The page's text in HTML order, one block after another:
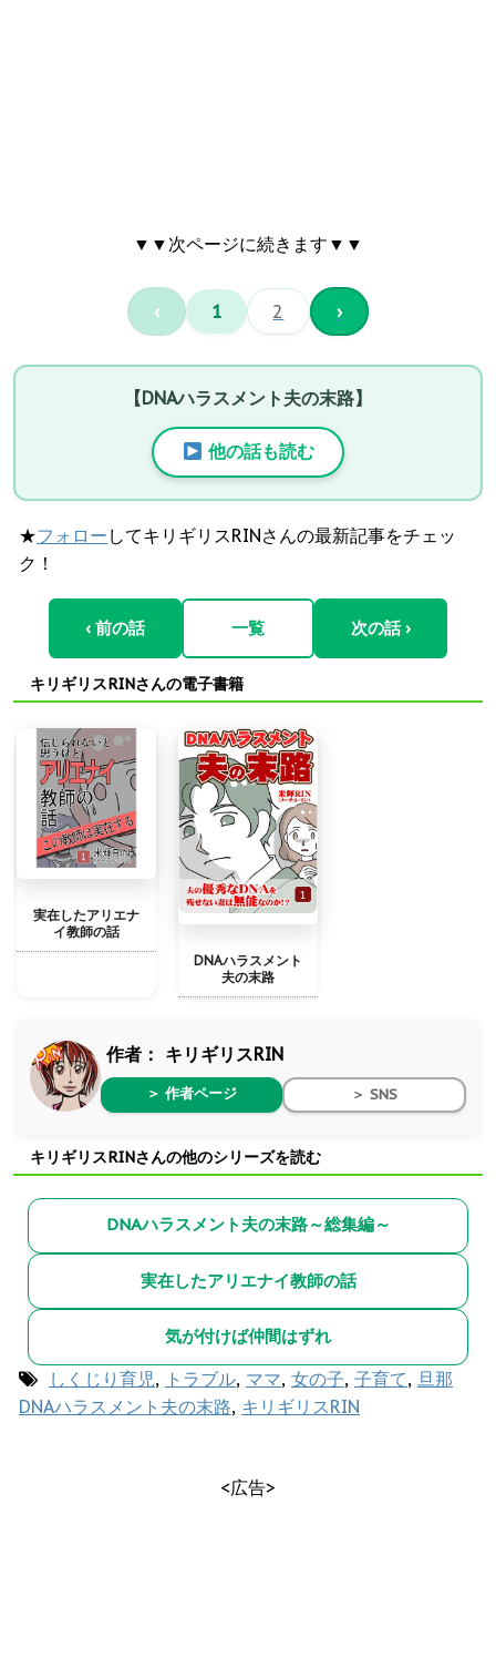
▼▼次ページに続きます▼▼
‹ 1 2 ›
【DNAハラスメント夫の末路】
他の話も読む
★フォロー してキリギリスRINさんの最新記事をチェッ
ク！
‹ 前の話 一覧 次の話 ›
キリギリスRINさんの電子書籍
実在したアリエナ
イ教師の話
DNAハラスメント
夫の末路
作者： キリギリスRIN
＞ 作者ページ ＞ SNS
キリギリスRINさんの他のシリーズを読む
DNAハラスメント夫の末路～総集編～
実在したアリエナイ教師の話
気が付けば仲間はずれ
しくじり育児, トラブル, ママ, 女の子, 子育て, 旦那
DNAハラスメント夫の末路, キリギリスRIN
<広告>